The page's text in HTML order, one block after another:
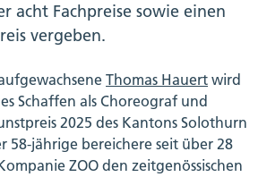
acht Fachpreise sowie einen
vergeben.
Thomas Hauert wird
Schaffen als Choreograf und
2025 des Kantons Solothurn
58-jährige bereichere seit über 28
ZOO den zeitgenössischen